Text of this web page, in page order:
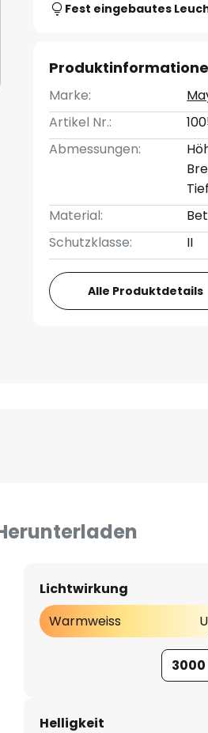
Fest eingebautes
Marke:
Artikel Nr.:
Abmessungen:
Material:
Schutzklasse:
II
Alle Produktdetails
Lichtwirkung
Warmweiss
Helligkeit